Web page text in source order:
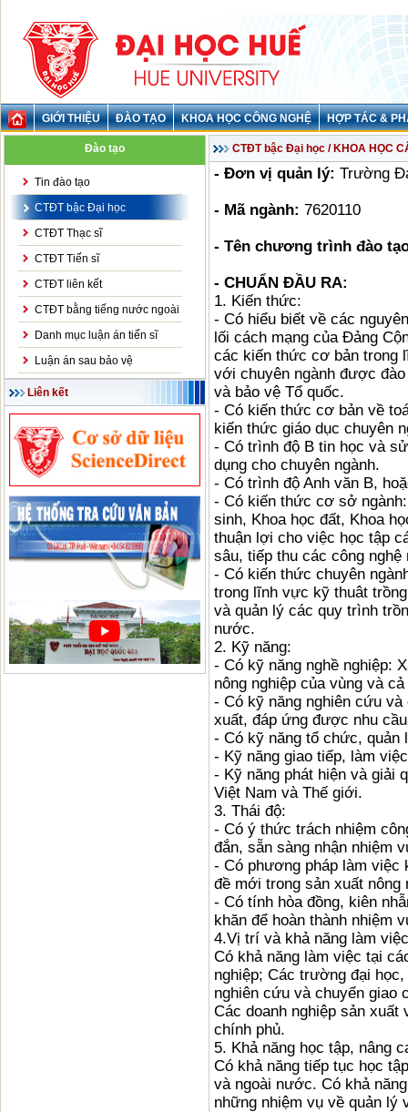
GIỚI THIỆU ĐÀO TẠO KHOA HỌC CÔNG NGHỆ HỢP TÁC &
Đào tạo
Tin đào tạo
CTĐT bậc Đại học
CTĐT Thạc sĩ
CTĐT Tiến sĩ
CTĐT liên kết
CTĐT bằng tiếng nước ngoài
Danh mục luận án tiến sĩ
Luận án sau bảo vệ
Liên kết
CTĐT bậc Đại học / KHOA HỌC
- Đơn vị quản lý: Trường
- Mã ngành: 7620110
- Tên chương trình đào
- CHUẨN ĐẦU RA:
1. Kiến thức:
- Có hiểu biết về các
lối cách mạng của Đảng
các kiến thức cơ bản trong
với chuyên ngành được
và bảo vệ Tổ quốc.
- Có kiến thức cơ bản về
kiến thức giáo dục chuyên
- Có trình độ B tin học và
dụng cho chuyên ngành.
- Có trình độ Anh văn B,
- Có kiến thức cơ sở
sinh, Khoa học đất, Khoa
thuận lợi cho việc học tập
sâu, tiếp thu các công nghệ
- Có kiến thức chuyên
trong lĩnh vực kỹ thuât
và quản lý các quy trình
nước.
2. Kỹ năng:
- Có kỹ năng nghề nghiệp:
nông nghiệp của vùng và
- Có kỹ năng nghiên cứu
xuất, đáp ứng được nhu
- Có kỹ năng tổ chức, quản
- Kỹ năng giao tiếp, làm
- Kỹ năng phát hiện và giải
Việt Nam và Thế giới.
3. Thái độ:
- Có ý thức trách nhiệm
đắn, sẵn sàng nhận nhiệm
- Có phương pháp làm việc
đề mới trong sản xuất nông
- Có tính hòa đồng, kiên
khăn để hoàn thành nhiệm
4.Vị trí và khả năng làm
Có khả năng làm việc tại
nghiệp; Các trường đại
nghiên cứu và chuyển giao
Các doanh nghiệp sản xuất
chính phủ.
5. Khả năng học tập, nâng
Có khả năng tiếp tục học
và ngoài nước. Có khả
những nhiệm vụ về quản lý